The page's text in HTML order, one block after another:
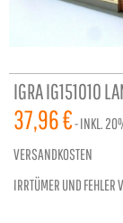
IGRA IG151010
37,96 €- INKL.
VERSANDKOSTEN
IRRTÜMER UND FEHLER